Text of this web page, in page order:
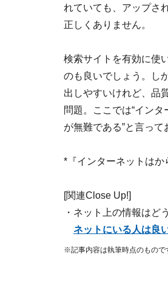
れていても、アップさ
正しくありません。
検索サイトを有効に使
のも良いでしょう。し
出しやすいけれど、品
問題。ここでは“イン
が無難である”と言って
*『インターネットはか
[関連Close Up!]
・ネット上の情報はど
ネットにいる人は良
※記事内容は執筆時点のもので